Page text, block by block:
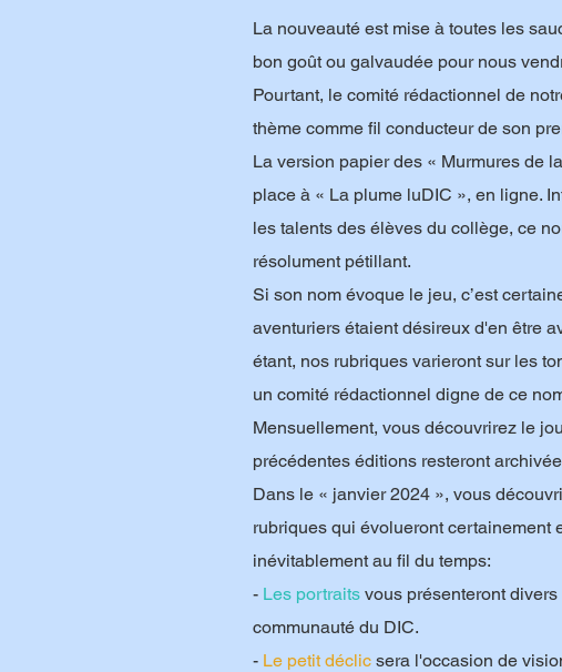
La nouveauté est mise à toutes les
bon goût ou galvaudée pour nous
Pourtant, le comité rédactionnel de
thème comme fil conducteur de son
La version papier des « Murmures de
place à « La plume luDIC », en ligne.
les talents des élèves du collège, ce
résolument pétillant.
Si son nom évoque le jeu, c’est
aventuriers étaient désireux d'en être
étant, nos rubriques varieront sur les
un comité rédactionnel digne de ce
Mensuellement, vous découvrirez le
précédentes éditions resteront
Dans le « janvier 2024 », vous
rubriques qui évolueront certainement
inévitablement au fil du temps:
- Les portraits vous présenteront
communauté du DIC.
- Le petit déclic sera l'occasion de